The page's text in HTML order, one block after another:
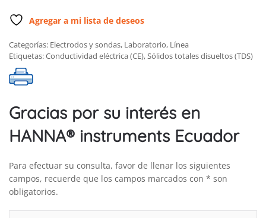
HI983306Agregar a mi lista de deseos
Categorías: Electrodos y sondas, Laboratorio, Línea
Etiquetas:Conductividad eléctrica (CE),Sólidos totales disueltos (TDS)
Gracias por su interés en
HANNA® instruments Ecuador
Para efectuar su consulta, favor de llenar los siguientes
campos, recuerde que los campos marcados con * son
obligatorios.